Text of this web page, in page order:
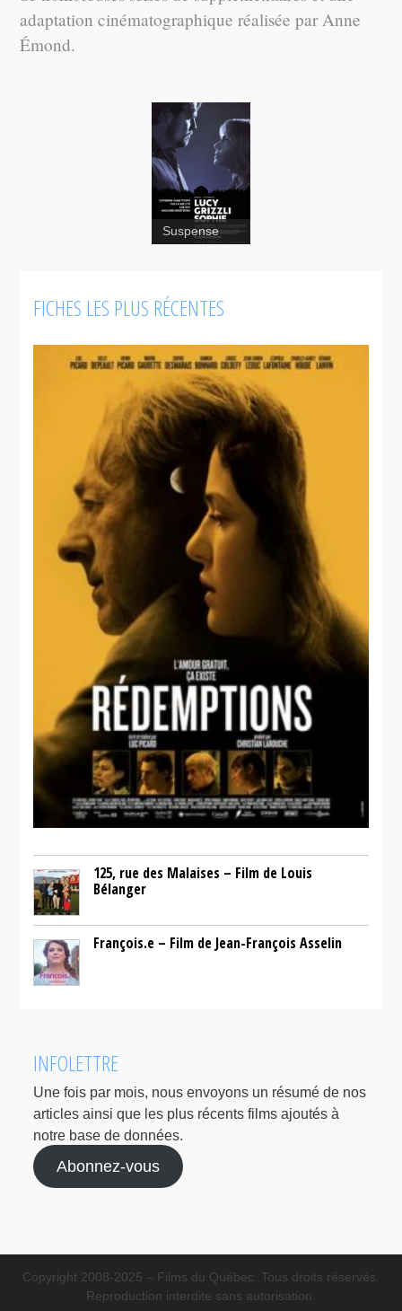
adaptation cinématographique réalisée par Anne
Émond.
Nelly
Suspense
FICHES LES PLUS RÉCENTES
125, rue des Malaises – Film de Louis
Bélanger
François.e – Film de Jean-François Asselin
INFOLETTRE
Une fois par mois, nous envoyons un résumé de nos
articles ainsi que les plus récents films ajoutés à
notre base de données.
Abonnez-vous
Copyright 2008-2025 – Films du Québec. Tous droits réservés.
Reproduction interdite sans autorisation.